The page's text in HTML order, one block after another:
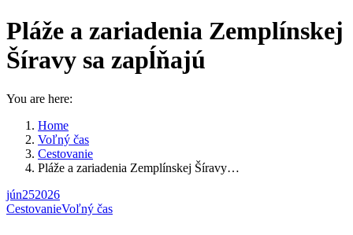
Pláže a zariadenia Zemplínskej
Šíravy sa zapĺňajú
You are here:
Home
Voľný čas
Cestovanie
Pláže a zariadenia Zemplínskej Šíravy…
jún252026
CestovanieVoľný čas